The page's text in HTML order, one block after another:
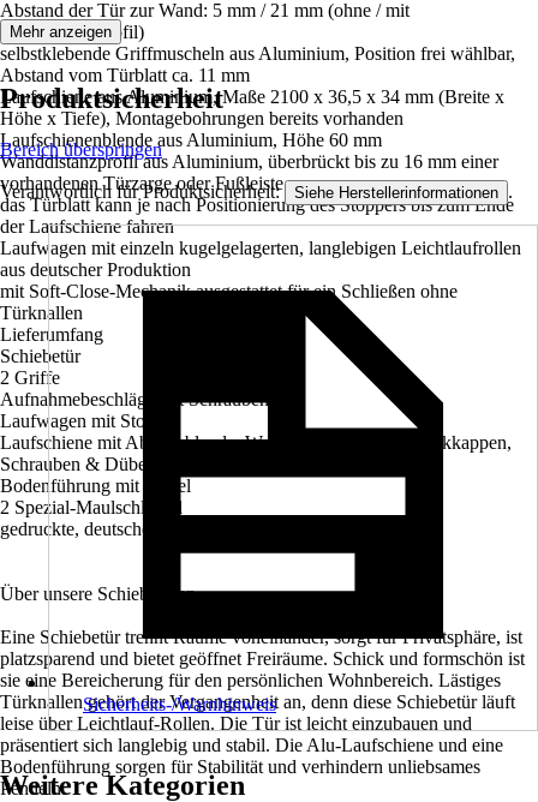
Abstand der Tür zur Wand: 5 mm / 21 mm (ohne / mit
Wanddistanzprofil)
selbstklebende Griffmuscheln aus Aluminium, Position frei wählbar,
Abstand vom Türblatt ca. 11 mm
Laufschiene aus Aluminium, Maße 2100 x 36,5 x 34 mm (Breite x
Höhe x Tiefe), Montagebohrungen bereits vorhanden
Laufschienenblende aus Aluminium, Höhe 60 mm
Wanddistanzprofil aus Aluminium, überbrückt bis zu 16 mm einer
vorhandenen Türzarge oder Fußleiste
das Türblatt kann je nach Positionierung des Stoppers bis zum Ende
der Laufschiene fahren
Laufwagen mit einzeln kugelgelagerten, langlebigen Leichtlaufrollen
aus deutscher Produktion
mit Soft-Close-Mechanik ausgestattet für ein Schließen ohne
Türknallen
Lieferumfang
Schiebetür
2 Griffe
Aufnahmebeschläge mit Schrauben
Laufwagen mit Stopper
Laufschiene mit Abdeckblende, Wanddistanzprofil, Abdeckkappen,
Schrauben & Dübel
Bodenführung mit Dübel
2 Spezial-Maulschlüssel
gedruckte, deutsche Montageanleitung
Über unsere Schiebetüren
Eine Schiebetür trennt Räume voneinander, sorgt für Privatsphäre, ist
platzsparend und bietet geöffnet Freiräume. Schick und formschön ist
sie eine Bereicherung für den persönlichen Wohnbereich. Lästiges
Türknallen gehört der Vergangenheit an, denn diese Schiebetür läuft
leise über Leichtlauf-Rollen. Die Tür ist leicht einzubauen und
präsentiert sich langlebig und stabil. Die Alu-Laufschiene und eine
Bodenführung sorgen für Stabilität und verhindern unliebsames
Pendeln.
Mehr anzeigen
Produktsicherheit
Bereich überspringen
Verantwortlich für Produktsicherheit: Siehe Herstellerinformationen .
Sicherheits-/Warnhinweis
Weitere Kategorien